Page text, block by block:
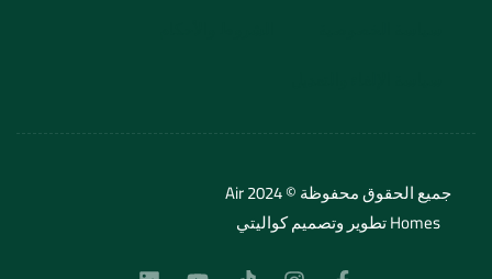
جميع الحقوق محفوظة © 2024 Air
Homes تطوير وتصميم
كواليتي